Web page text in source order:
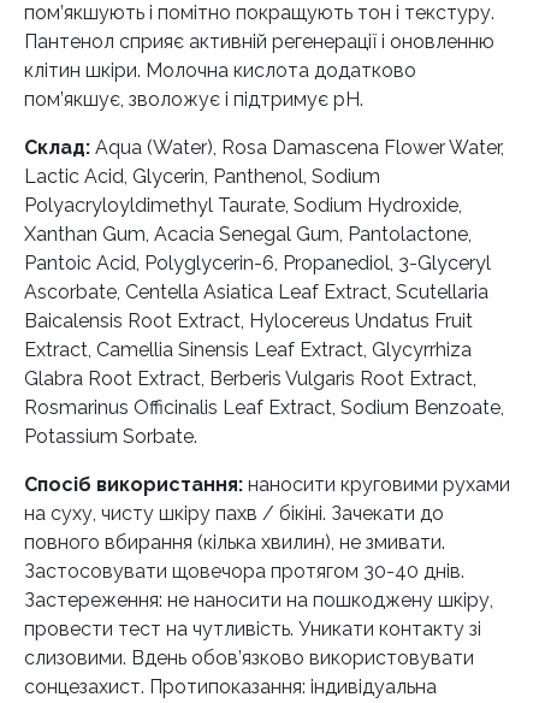
пом’якшують і помітно покращують тон і текстуру.
Пантенол сприяє активній регенерації і оновленню
клітин шкіри. Молочна кислота додатково
пом’якшує, зволожує і підтримує рН.
Склад: Aqua (Water), Rosa Damascena Flower Water,
Lactic Acid, Glycerin, Panthenol, Sodium
Polyacryloyldimethyl Taurate, Sodium Hydroxide,
Xanthan Gum, Acacia Senegal Gum, Pantolactone,
Pantoic Acid, Polyglycerin-6, Propanediol, 3-Glyceryl
Ascorbate, Centella Asiatica Leaf Extract, Scutellaria
Baicalensis Root Extract, Hylocereus Undatus Fruit
Extract, Camellia Sinensis Leaf Extract, Glycyrrhiza
Glabra Root Extract, Berberis Vulgaris Root Extract,
Rosmarinus Officinalis Leaf Extract, Sodium Benzoate,
Potassium Sorbate.
Спосіб використання: наносити круговими рухами
на суху, чисту шкіру пахв / бікіні. Зачекати до
повного вбирання (кілька хвилин), не змивати.
Застосовувати щовечора протягом 30-40 днів.
Застереження: не наносити на пошкоджену шкіру,
провести тест на чутливість. Уникати контакту зі
слизовими. Вдень обов’язково використовувати
сонцезахист. Протипоказання: індивідуальна